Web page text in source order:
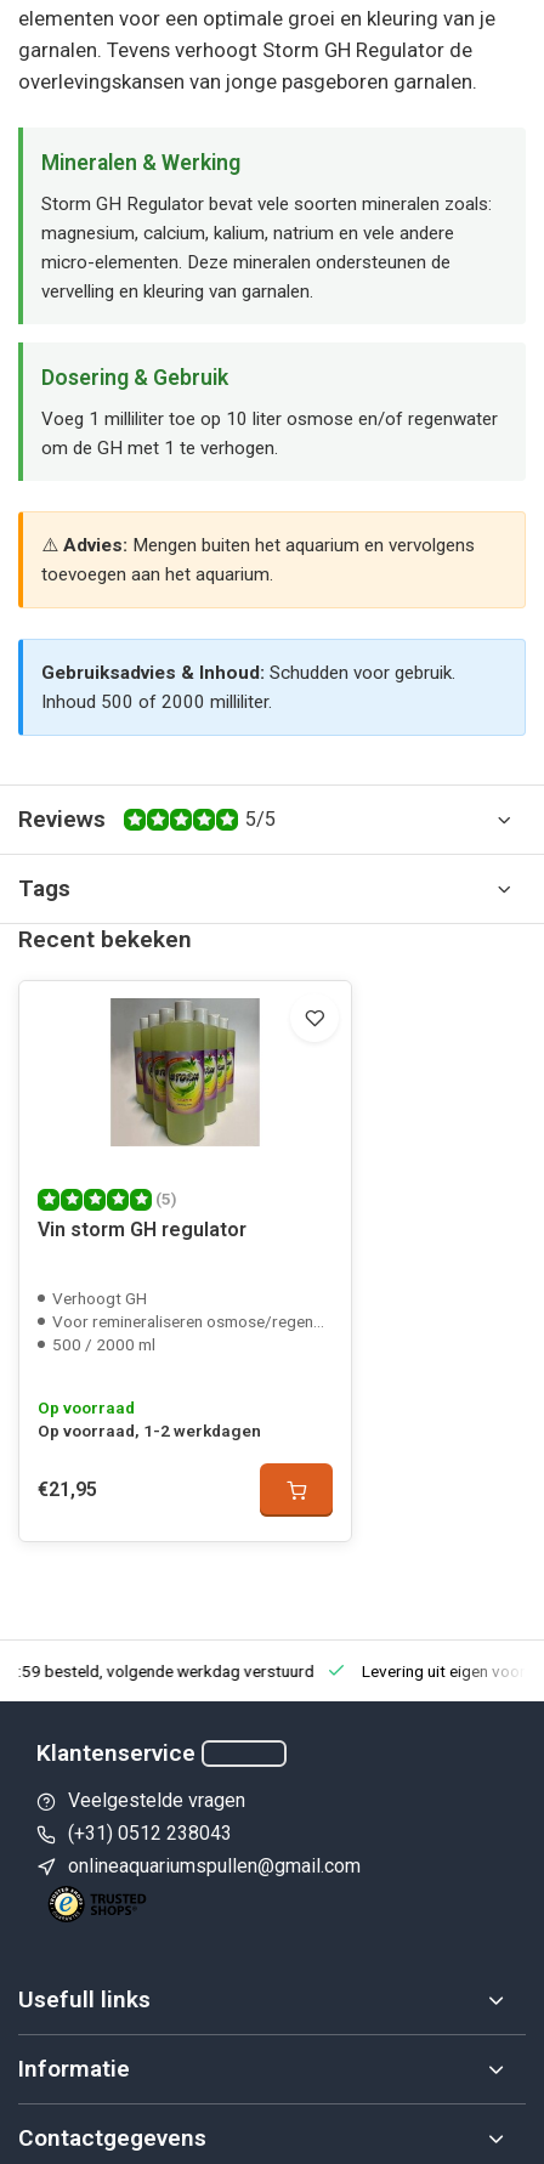
elementen voor een optimale groei en kleuring van je
garnalen. Tevens verhoogt Storm GH Regulator de
overlevingskansen van jonge pasgeboren garnalen.
Mineralen & Werking
Storm GH Regulator bevat vele soorten mineralen zoals:
magnesium, calcium, kalium, natrium en vele andere
micro-elementen. Deze mineralen ondersteunen de
vervelling en kleuring van garnalen.
Dosering & Gebruik
Voeg 1 milliliter toe op 10 liter osmose en/of regenwater
om de GH met 1 te verhogen.
Advies: Mengen buiten het aquarium en vervolgens
toevoegen aan het aquarium.
Gebruiksadvies & Inhoud: Schudden voor gebruik.
Inhoud 500 of 2000 milliliter.
Reviews 5/5
Tags
Recent bekeken
(5)
Vin storm GH regulator
Verhoogt GH
Voor remineraliseren osmose/regenwater
500 / 2000 ml
Op voorraad
Op voorraad, 1-2 werkdagen
€21,95
besteld, volgende werkdag verstuurd Levering uit eigen
Klantenservice
Veelgestelde vragen
(+31) 0512 238043
onlineaquariumspullen@gmail.com
Usefull links
Informatie
Contactgegevens